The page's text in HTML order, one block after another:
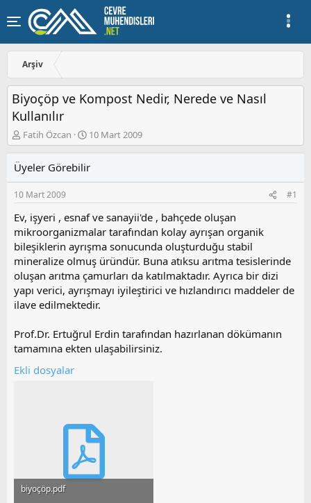
Arşiv
Biyoçöp ve Kompost Nedir, Nerede ve Nasıl
Kullanılır
K
o
u
y
u
a
ş
l
a
t
a
n
Fatih Özcan
B
a
l
a
ç
t
a
r
i
h
i
10 Mart 2009
Üyeler Görebilir
10 Mart 2009 #1
Ev, işyeri , esnaf ve sanayii'de , bahçede oluşan
mikroorganizmalar tarafından kolay ayrışan organik
bileşiklerin ayrışma sonucunda oluşturduğu stabil
mineralize olmuş üründür. Buna atıksu arıtma tesislerinde
oluşan arıtma çamurları da katılmaktadır. Ayrıca bir dizi
yapı verici, ayrışmayı iyileştirici ve hızlandırıcı maddeler de
ilave edilmektedir.
Prof.Dr. Ertuğrul Erdin tarafından hazırlanan dökümanın
tamamına ekten ulaşabilirsiniz.
Ekli dosyalar
biyoçöp.pdf